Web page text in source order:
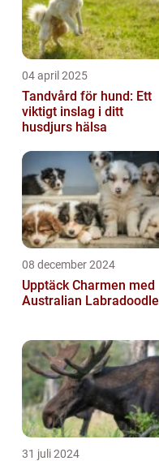
04 april 2025
Tandvård för hund: Ett
viktigt inslag i ditt
husdjurs hälsa
08 december 2024
Upptäck Charmen med
Australian Labradoodle
31 juli 2024